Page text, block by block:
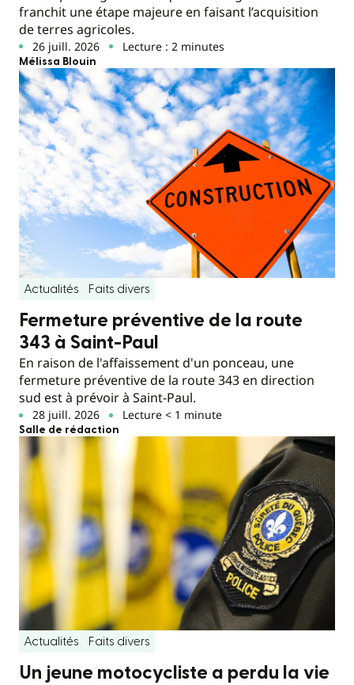
franchit une étape majeure en faisant l’acquisition
de terres agricoles.
26 juill. 2026 Lecture : 2 minutes
Mélissa Blouin
Actualités Faits divers
Fermeture préventive de la route
343 à Saint-Paul
En raison de l'affaissement d'un ponceau, une
fermeture préventive de la route 343 en direction
sud est à prévoir à Saint-Paul.
28 juill. 2026 Lecture < 1 minute
Salle de rédaction
Actualités Faits divers
Un jeune motocycliste a perdu la vie